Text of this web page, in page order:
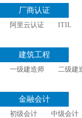
厂商认证
阿里云认证 ITIL
建筑工程
一级建造师 二级建
金融会计
初级会计 中级会计